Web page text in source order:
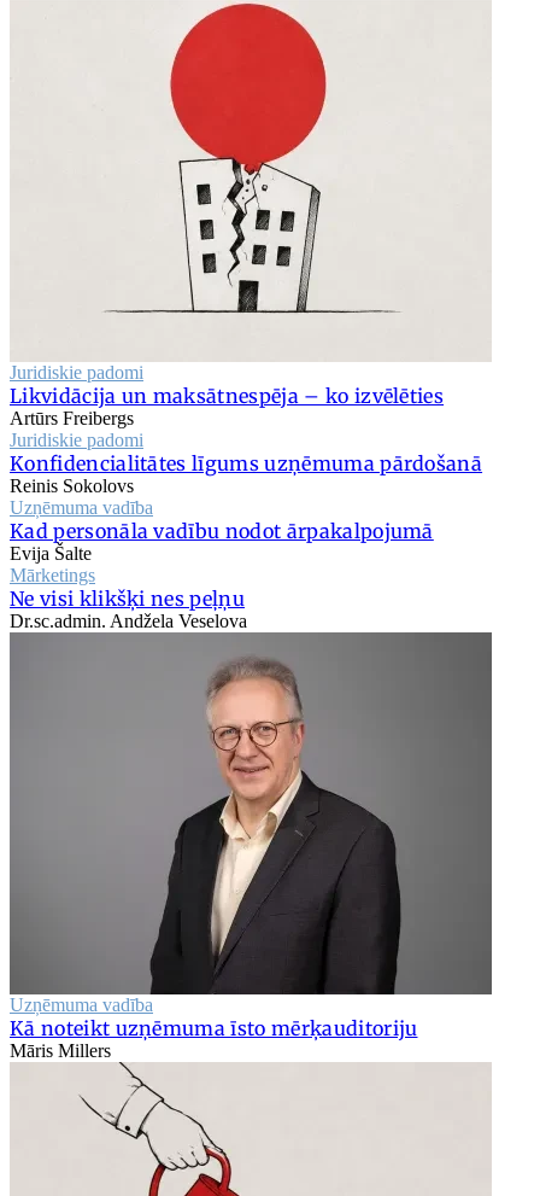
Juridiskie padomi
Likvidācija un maksātnespēja – ko izvēlēties
Artūrs Freibergs
Juridiskie padomi
Konfidencialitātes līgums uzņēmuma pārdošanā
Reinis Sokolovs
Uzņēmuma vadība
Kad personāla vadību nodot ārpakalpojumā
Evija Šalte
Mārketings
Ne visi klikšķi nes peļņu
Dr.sc.admin. Andžela Veselova
Uzņēmuma vadība
Kā noteikt uzņēmuma īsto mērķauditoriju
Māris Millers